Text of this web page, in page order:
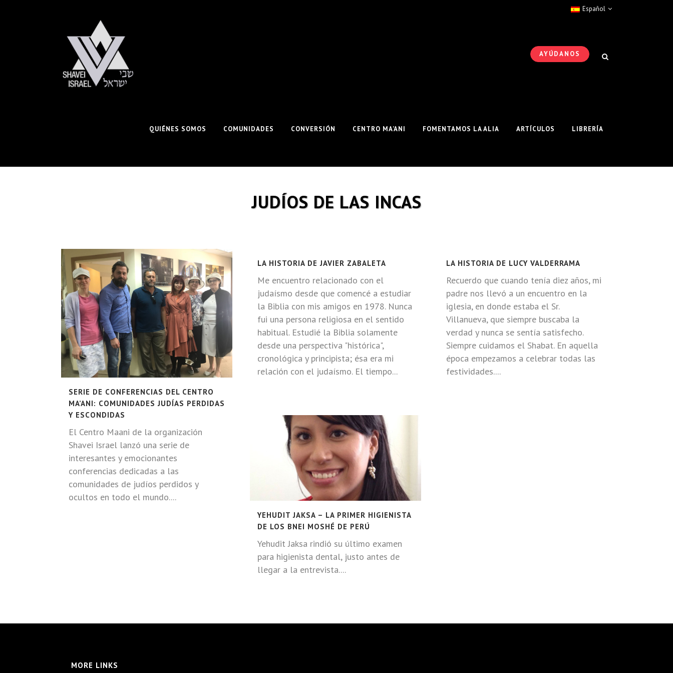
Español
AYÚDANOS
QUIÉNES SOMOS COMUNIDADES CONVERSIÓN CENTRO MA’ANI FOMENTAMOS LA ALIA ARTÍCULOS LIBRERÍA
JUDÍOS DE LAS INCAS
SERIE DE CONFERENCIAS DEL CENTRO
MA’ANI: COMUNIDADES JUDÍAS PERDIDAS
Y ESCONDIDAS
El Centro Maani de la organización
Shavei Israel lanzó una serie de
interesantes y emocionantes
conferencias dedicadas a las
comunidades de judíos perdidos y
ocultos en todo el mundo....
LA HISTORIA DE JAVIER ZABALETA
Me encuentro relacionado con el
judaísmo desde que comencé a estudiar
la Biblia con mis amigos en 1978. Nunca
fui una persona religiosa en el sentido
habitual. Estudié la Biblia solamente
desde una perspectiva "histórica",
cronológica y principista; ésa era mi
relación con el judaísmo. El tiempo...
LA HISTORIA DE LUCY VALDERRAMA
Recuerdo que cuando tenía diez años, mi
padre nos llevó a un encuentro en la
iglesia, en donde estaba el Sr.
Villanueva, que siempre buscaba la
verdad y nunca se sentía satisfecho.
Siempre cuidamos el Shabat. En aquella
época empezamos a celebrar todas las
festividades....
YEHUDIT JAKSA – LA PRIMER HIGIENISTA
DE LOS BNEI MOSHÉ DE PERÚ
Yehudit Jaksa rindió su último examen
para higienista dental, justo antes de
llegar a la entrevista....
MORE LINKS